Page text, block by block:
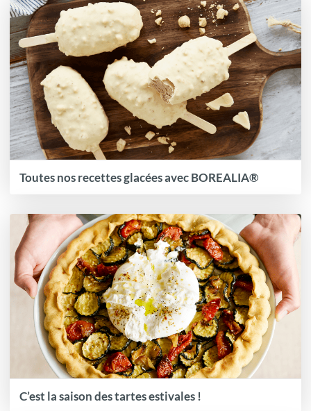
Toutes nos recettes glacées avec BOREALIA®
C’est la saison des tartes estivales !